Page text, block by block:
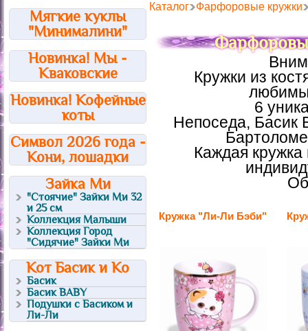
Мягкие куклы
"Минималини"
Новинка! Мы -
Кваковские
Новинка! Кофейные
коты
Символ 2026 года -
Кони, лошадки
Зайка Ми
"Стоячие" Зайки Ми 32
и 25 см
Коллекция Малыши
Коллекция Город
"Сидячие" Зайки Ми
Кот Басик и Ко
Басик
Басик BABY
Подушки с Басиком и
Ли-Ли
Каталог Фарфоровые кружки
Кружки из
6
Непоседа, Басик
Каждая кружка
Кружка "Ли-Ли Бэби"